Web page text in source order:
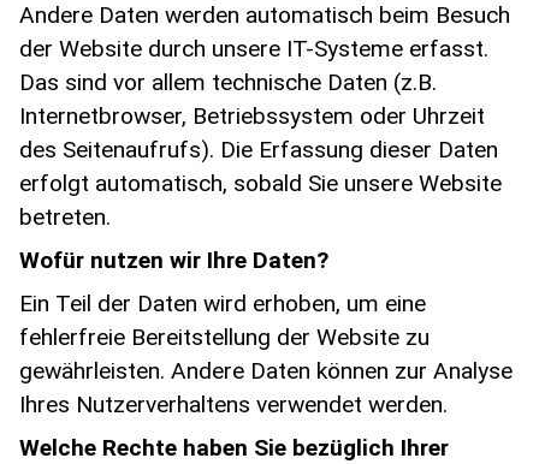
Andere Daten werden automatisch beim Besuch
der Website durch unsere IT-Systeme erfasst.
Das sind vor allem technische Daten (z.B.
Internetbrowser, Betriebssystem oder Uhrzeit
des Seitenaufrufs). Die Erfassung dieser Daten
erfolgt automatisch, sobald Sie unsere Website
betreten.
Wofür nutzen wir Ihre Daten?
Ein Teil der Daten wird erhoben, um eine
fehlerfreie Bereitstellung der Website zu
gewährleisten. Andere Daten können zur Analyse
Ihres Nutzerverhaltens verwendet werden.
Welche Rechte haben Sie bezüglich Ihrer